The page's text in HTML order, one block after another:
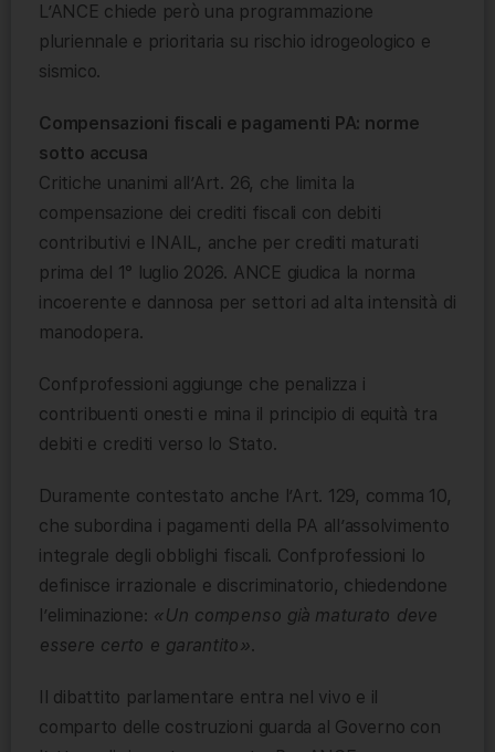
L’ANCE chiede però una programmazione
pluriennale e prioritaria su rischio idrogeologico e
sismico.
Compensazioni fiscali e pagamenti PA: norme
sotto accusa
Critiche unanimi all’Art. 26, che limita la
compensazione dei crediti fiscali con debiti
contributivi e INAIL, anche per crediti maturati
prima del 1° luglio 2026. ANCE giudica la norma
incoerente e dannosa per settori ad alta intensità di
manodopera.
Confprofessioni aggiunge che penalizza i
contribuenti onesti e mina il principio di equità tra
debiti e crediti verso lo Stato.
Duramente contestato anche l’Art. 129, comma 10,
che subordina i pagamenti della PA all’assolvimento
integrale degli obblighi fiscali. Confprofessioni lo
definisce irrazionale e discriminatorio, chiedendone
l’eliminazione: «Un compenso già maturato deve
essere certo e garantito».
Il dibattito parlamentare entra nel vivo e il
comparto delle costruzioni guarda al Governo con